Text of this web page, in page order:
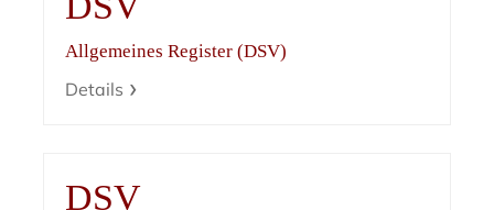
Allgemeines Register (DSV)
Details
DSV